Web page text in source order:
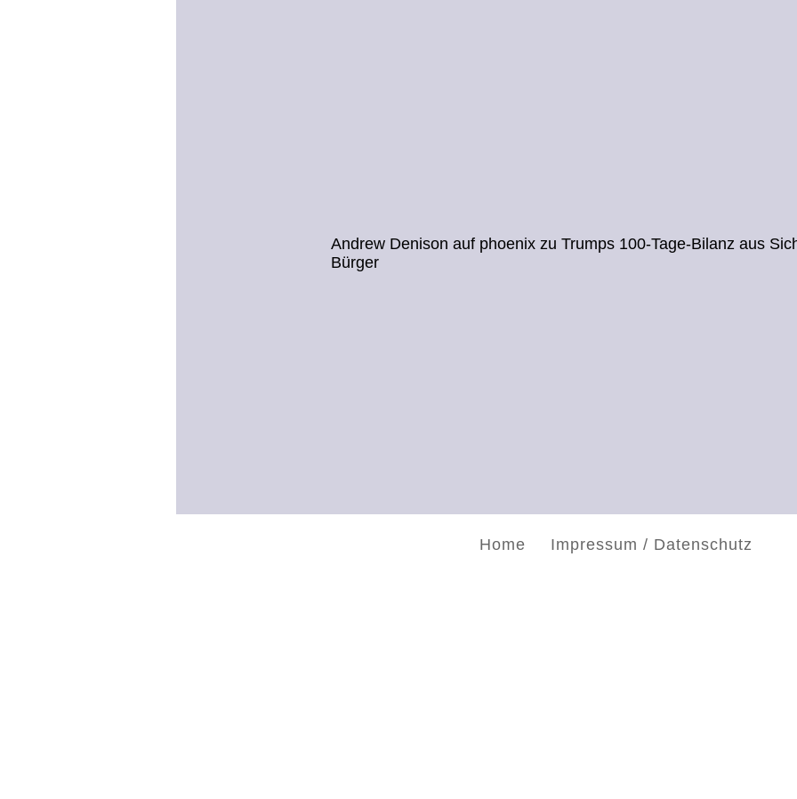
Andrew Denison auf phoenix zu Trumps 100-Tage-Bilanz aus
Bürger
Home Impressum / Datenschutz